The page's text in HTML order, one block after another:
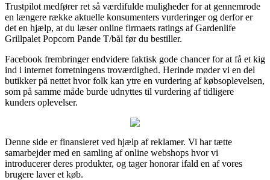
Trustpilot medfører ret så værdifulde muligheder for at gennemrode
en længere række aktuelle konsumenters vurderinger og derfor er
det en hjælp, at du læser online firmaets ratings af Gardenlife
Grillpalet Popcorn Pande T/bål før du bestiller.
Facebook frembringer endvidere faktisk gode chancer for at få et kig
ind i internet forretningens troværdighed. Herinde møder vi en del
butikker på nettet hvor folk kan ytre en vurdering af købsoplevelsen,
som på samme måde burde udnyttes til vurdering af tidligere
kunders oplevelser.
Denne side er finansieret ved hjælp af reklamer. Vi har tætte
samarbejder med en samling af online webshops hvor vi
introducerer deres produkter, og tager honorar ifald en af vores
brugere laver et køb.